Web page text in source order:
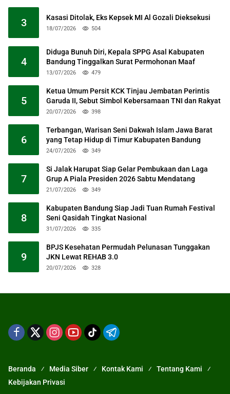
3 Kasasi Ditolak, Eks Kepsek MI Al Gozali Dieksekusi
18/07/2026 504
4
Diduga Bunuh Diri, Kepala SPPG Asal Kabupaten
Bandung Tinggalkan Surat Permohonan Maaf
13/07/2026 479
5
Ketua Umum Persit KCK Tinjau Jembatan Perintis
Garuda II, Sebut Simbol Kebersamaan TNI dan Rakyat
20/07/2026 398
6
Terbangan, Warisan Seni Dakwah Islam Jawa Barat
yang Tetap Hidup di Timur Kabupaten Bandung
24/07/2026 349
7
Si Jalak Harupat Siap Gelar Pembukaan dan Laga
Grup A Piala Presiden 2026 Sabtu Mendatang
21/07/2026 349
8
Kabupaten Bandung Siap Jadi Tuan Rumah Festival
Seni Qasidah Tingkat Nasional
31/07/2026 335
9
BPJS Kesehatan Permudah Pelunasan Tunggakan
JKN Lewat REHAB 3.0
20/07/2026 328
Beranda Media Siber Kontak Kami
Tentang Kami
Kebijakan Privasi